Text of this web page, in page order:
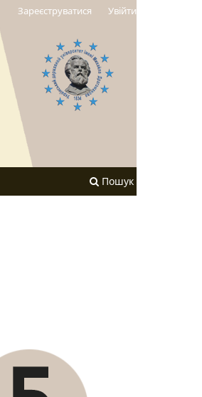
Пошук
Зареєструватися Увійти